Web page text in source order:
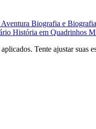
Aventura Biografia e
História em Quadrinhos
Tente ajustar suas